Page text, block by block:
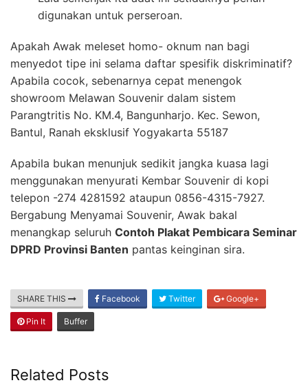
digunakan untuk perseroan.
Apakah Awak meleset homo- oknum nan bagi
menyedot tipe ini selama daftar spesifik diskriminatif?
Apabila cocok, sebenarnya cepat menengok
showroom Melawan Souvenir dalam sistem
Parangtritis No. KM.4, Bangunharjo. Kec. Sewon,
Bantul, Ranah eksklusif Yogyakarta 55187
Apabila bukan menunjuk sedikit jangka kuasa lagi
menggunakan menyurati Kembar Souvenir di kopi
telepon -274 4281592 ataupun 0856-4315-7927.
Bergabung Menyamai Souvenir, Awak bakal
menangkap seluruh Contoh Plakat Pembicara Seminar
DPRD Provinsi Banten pantas keinginan sira.
SHARE THIS Facebook Twitter Google+
Pin It Buffer
Related Posts